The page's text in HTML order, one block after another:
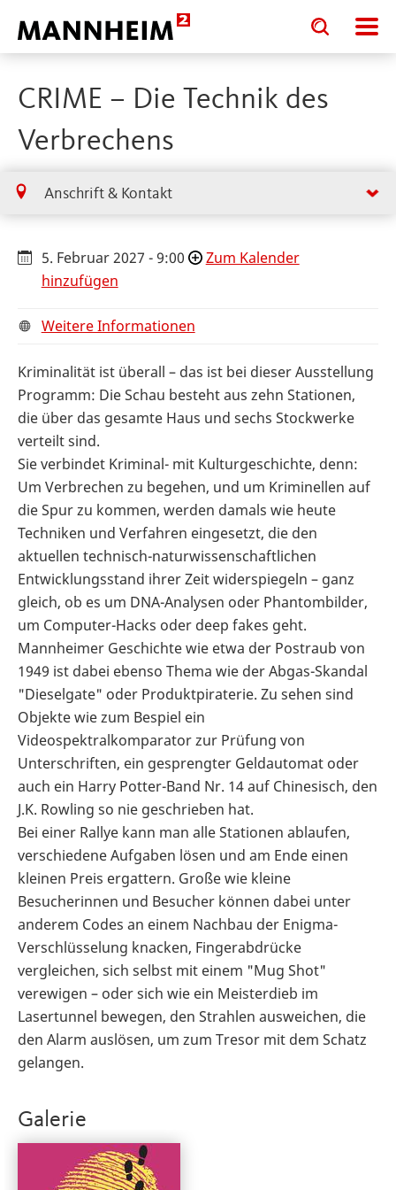
Toggle
search
input
Toggle
search
input
CRIME – Die Technik des
Verbrechens
Anschrift & Kontakt
5. Februar 2027 - 9:00
Zum Kalender
hinzufügen
Weitere Informationen
Kriminalität ist überall – das ist bei dieser Ausstellung
Programm: Die Schau besteht aus zehn Stationen,
die über das gesamte Haus und sechs Stockwerke
verteilt sind.
Sie verbindet Kriminal- mit Kulturgeschichte, denn:
Um Verbrechen zu begehen, und um Kriminellen auf
die Spur zu kommen, werden damals wie heute
Techniken und Verfahren eingesetzt, die den
aktuellen technisch-naturwissenschaftlichen
Entwicklungsstand ihrer Zeit widerspiegeln – ganz
gleich, ob es um DNA-Analysen oder Phantombilder,
um Computer-Hacks oder deep fakes geht.
Mannheimer Geschichte wie etwa der Postraub von
1949 ist dabei ebenso Thema wie der Abgas-Skandal
"Dieselgate" oder Produktpiraterie. Zu sehen sind
Objekte wie zum Bespiel ein
Videospektralkomparator zur Prüfung von
Unterschriften, ein gesprengter Geldautomat oder
auch ein Harry Potter-Band Nr. 14 auf Chinesisch, den
J.K. Rowling so nie geschrieben hat.
Bei einer Rallye kann man alle Stationen ablaufen,
verschiedene Aufgaben lösen und am Ende einen
kleinen Preis ergattern. Große wie kleine
Besucherinnen und Besucher können dabei unter
anderem Codes an einem Nachbau der Enigma-
Verschlüsselung knacken, Fingerabdrücke
vergleichen, sich selbst mit einem "Mug Shot"
verewigen – oder sich wie ein Meisterdieb im
Lasertunnel bewegen, den Strahlen ausweichen, die
den Alarm auslösen, um zum Tresor mit dem Schatz
gelangen.
Galerie